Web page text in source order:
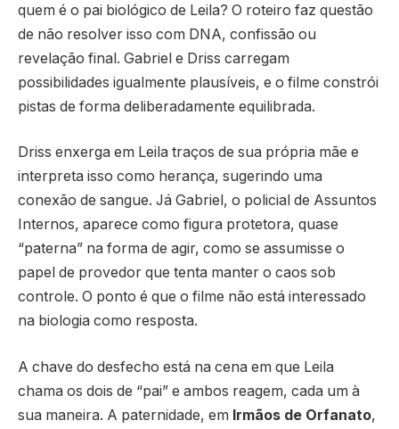
quem é o pai biológico de Leila? O roteiro faz questão
de não resolver isso com DNA, confissão ou
revelação final. Gabriel e Driss carregam
possibilidades igualmente plausíveis, e o filme constrói
pistas de forma deliberadamente equilibrada.
Driss enxerga em Leila traços de sua própria mãe e
interpreta isso como herança, sugerindo uma
conexão de sangue. Já Gabriel, o policial de Assuntos
Internos, aparece como figura protetora, quase
“paterna” na forma de agir, como se assumisse o
papel de provedor que tenta manter o caos sob
controle. O ponto é que o filme não está interessado
na biologia como resposta.
A chave do desfecho está na cena em que Leila
chama os dois de “pai” e ambos reagem, cada um à
sua maneira. A paternidade, em Irmãos de Orfanato,